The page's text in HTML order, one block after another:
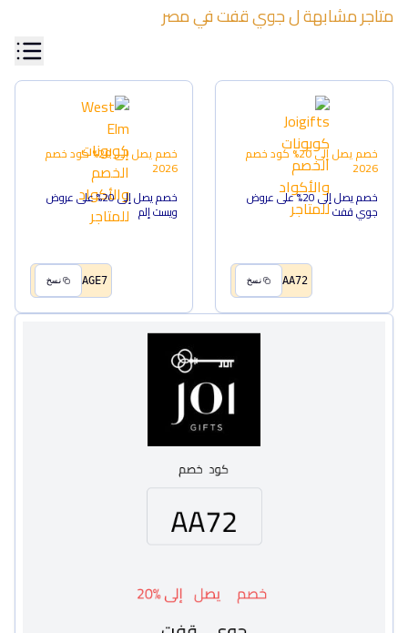
متاجر مشابهة لجوي قفتفيمصر
خصم يصل إلى 20% كود خصم
2026
خصم يصل إلى 20% على عروض
جوي قفت
AA72 نسخ
خصم يصل إلى 20% كود خصم
2026
خصم يصل إلى 20% على عروض
ويست إلم
AGE7 نسخ